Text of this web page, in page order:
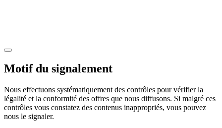
Motif du signalement
Nous effectuons systématiquement des contrôles pour vérifier la
légalité et la conformité des offres que nous diffusons. Si malgré ces
contrôles vous constatez des contenus inappropriés, vous pouvez
nous le signaler.